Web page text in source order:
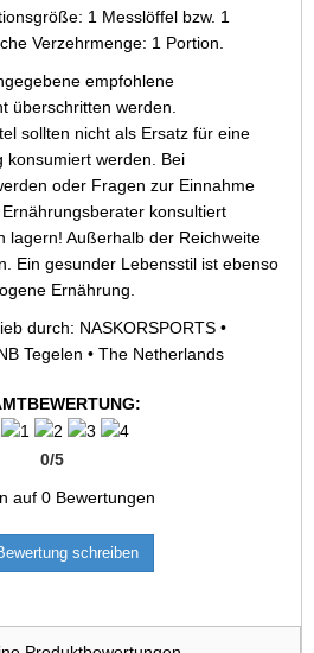
1 Messlöffel bzw. 1
Verzehrmenge: 1 Portion.
empfohlene
überschritten werden.
sollten nicht als Ersatz für eine
konsumiert werden. Bei
oder Fragen zur Einnahme
konsultiert
lagern! Außerhalb der Reichweite
Ein gesunder Lebensstil ist ebenso
Ernährung.
durch: NASKORSPORTS •
Tegelen • The Netherlands
0/5
auf 0 Bewertungen
schreiben